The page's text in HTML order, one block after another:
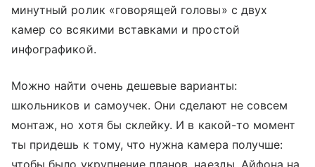
минутный ролик «говорящей головы» с двух
камер со всякими вставками и простой
инфографикой.
Можно найти очень дешевые варианты:
школьников и самоучек. Они сделают не совсем
монтаж, но хотя бы склейку. И в какой-то момент
ты придешь к тому, что нужна камера получше: